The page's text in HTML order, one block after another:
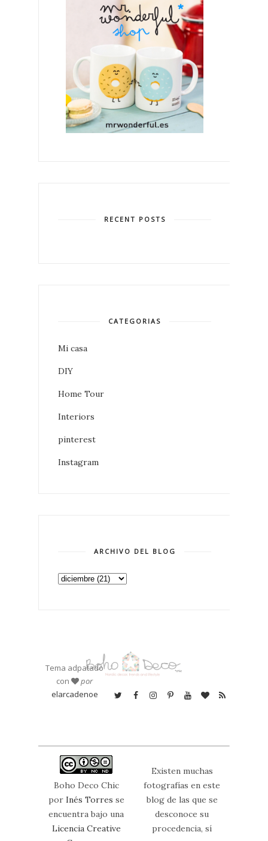
RECENT POSTS
CATEGORIAS
Mi casa
DIY
Home Tour
Interiors
pinterest
Instagram
ARCHIVO DEL BLOG
Tema adpatado
con
por
elarcadenoe
Boho Deco Chic
por Inés Torres se
encuentra bajo una
Licencia Creative
Existen muchas
fotografías en este
blog de las que se
desconoce su
procedencia, sí